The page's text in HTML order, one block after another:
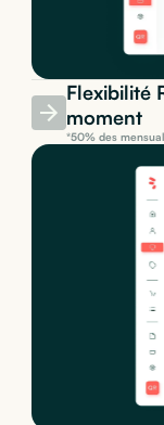
Flexibilité
moment
*50% des